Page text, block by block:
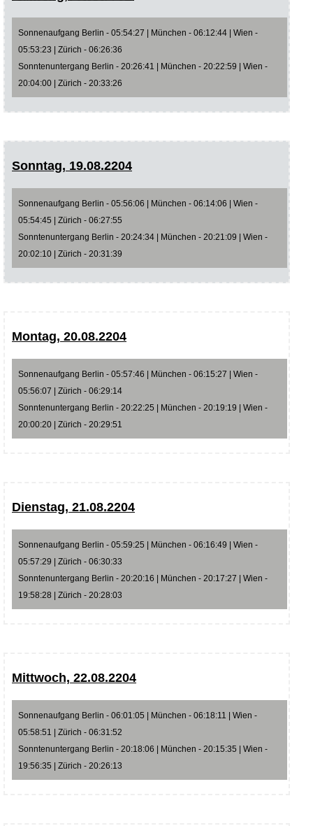
Sonnenaufgang Berlin - 05:54:27 | München - 06:12:44 | Wien -
05:53:23 | Zürich - 06:26:36
Sonntenuntergang Berlin - 20:26:41 | München - 20:22:59 | Wien -
20:04:00 | Zürich - 20:33:26
Sonntag, 19.08.2204
Sonnenaufgang Berlin - 05:56:06 | München - 06:14:06 | Wien -
05:54:45 | Zürich - 06:27:55
Sonntenuntergang Berlin - 20:24:34 | München - 20:21:09 | Wien -
20:02:10 | Zürich - 20:31:39
Montag, 20.08.2204
Sonnenaufgang Berlin - 05:57:46 | München - 06:15:27 | Wien -
05:56:07 | Zürich - 06:29:14
Sonntenuntergang Berlin - 20:22:25 | München - 20:19:19 | Wien -
20:00:20 | Zürich - 20:29:51
Dienstag, 21.08.2204
Sonnenaufgang Berlin - 05:59:25 | München - 06:16:49 | Wien -
05:57:29 | Zürich - 06:30:33
Sonntenuntergang Berlin - 20:20:16 | München - 20:17:27 | Wien -
19:58:28 | Zürich - 20:28:03
Mittwoch, 22.08.2204
Sonnenaufgang Berlin - 06:01:05 | München - 06:18:11 | Wien -
05:58:51 | Zürich - 06:31:52
Sonntenuntergang Berlin - 20:18:06 | München - 20:15:35 | Wien -
19:56:35 | Zürich - 20:26:13